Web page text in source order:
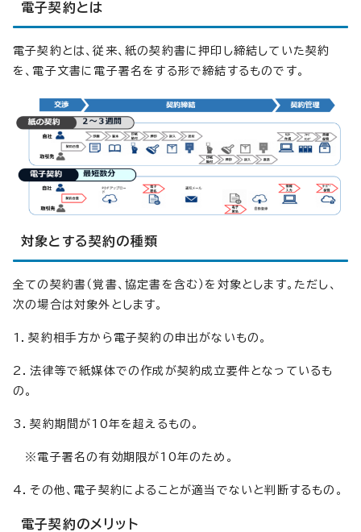
電子契約とは
電子契約とは、従来、紙の契約書に押印し締結していた契約
を、電子文書に電子署名をする形で締結するものです。
対象とする契約の種類
全ての契約書（覚書、協定書を含む）を対象とします。ただし、
次の場合は対象外とします。
1．契約相手方から電子契約の申出がないもの。
2．法律等で紙媒体での作成が契約成立要件となっているも
の。
3．契約期間が10年を超えるもの。
※電子署名の有効期限が10年のため。
4．その他、電子契約によることが適当でないと判断するもの。
電子契約のメリット